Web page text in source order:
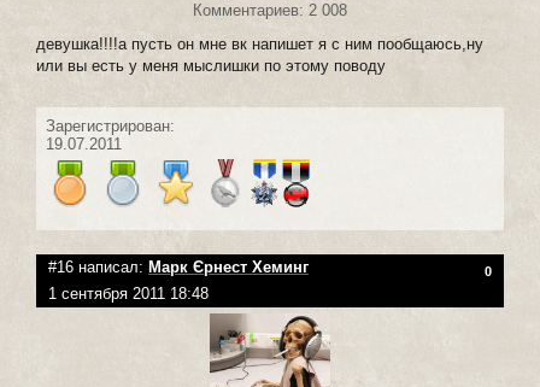
Комментариев: 2 008
девушка!!!!а пусть он мне вк напишет я с ним пообщаюсь,ну
или вы есть у меня мыслишки по этому поводу
Зарегистрирован:
19.07.2011
#16 написал: Марк Єрнест Хеминг 0
1 сентября 2011 18:48